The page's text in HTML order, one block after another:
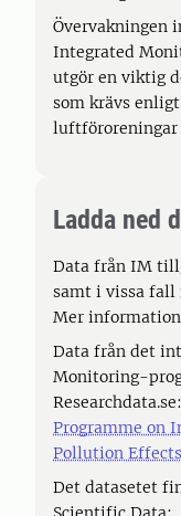
Övervakningen
Integrated
utgör en viktig
som krävs
Ladda ned
Data från IM
samt i vissa fall
Mer
Data från det
Monitoring-
Researchdata.se:
Programme on
Pollution
Det datasetet